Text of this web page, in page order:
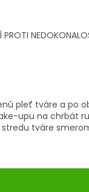
pleť tváre a po
upu na chrbát
tváre